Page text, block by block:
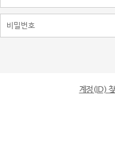
계정(ID)